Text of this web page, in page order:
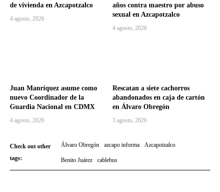
de vivienda en Azcapotzalco
4 agosto, 2026
años contra maestro por abuso
sexual en Azcapotzalco
4 agosto, 2026
Juan Manríquez asume como
nuevo Coordinador de la
Guardia Nacional en CDMX
4 agosto, 2026
Rescatan a siete cachorros
abandonados en caja de cartón
en Álvaro Obregón
3 agosto, 2026
Check out other
tags:
Álvaro Obregón azcapo informa Azcapotzalco
Benito Juárez cablebus